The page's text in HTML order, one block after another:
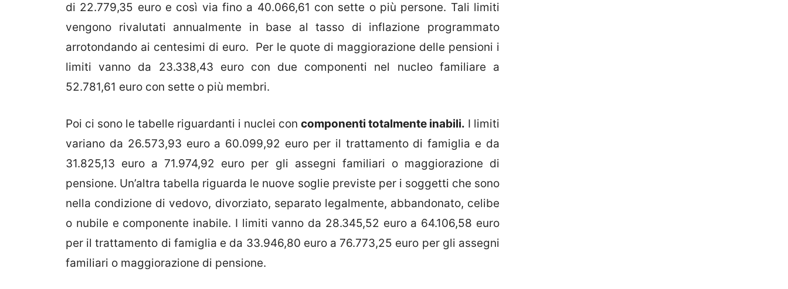
di 22.779,35 euro e così via fino a 40.066,61 con sette o più persone. Tali limiti
vengono rivalutati annualmente in base al tasso di inflazione programmato
arrotondando ai centesimi di euro. Per le quote di maggiorazione delle pensioni i
limiti vanno da 23.338,43 euro con due componenti nel nucleo familiare a
52.781,61 euro con sette o più membri.
Poi ci sono le tabelle riguardanti i nuclei con componenti totalmente inabili. I limiti
variano da 26.573,93 euro a 60.099,92 euro per il trattamento di famiglia e da
31.825,13 euro a 71.974,92 euro per gli assegni familiari o maggiorazione di
pensione. Un’altra tabella riguarda le nuove soglie previste per i soggetti che sono
nella condizione di vedovo, divorziato, separato legalmente, abbandonato, celibe
o nubile e componente inabile. I limiti vanno da 28.345,52 euro a 64.106,58 euro
per il trattamento di famiglia e da 33.946,80 euro a 76.773,25 euro per gli assegni
familiari o maggiorazione di pensione.